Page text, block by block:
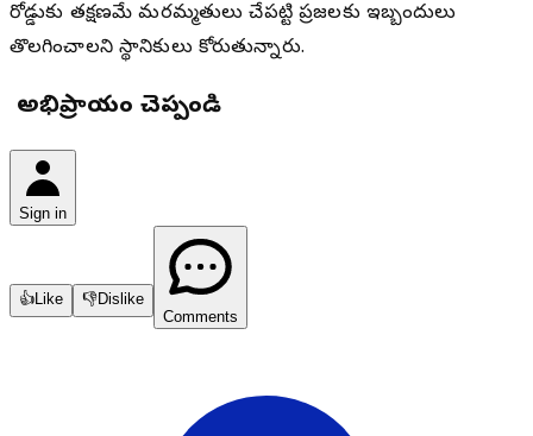
రోడ్డుకు తక్షణమే మరమ్మతులు చేపట్టి ప్రజలకు ఇబ్బందులు
తొలగించాలని స్థానికులు కోరుతున్నారు.
మీ అభిప్రాయం చెప్పండి
Sign in
👍Like 👎Dislike
Comments